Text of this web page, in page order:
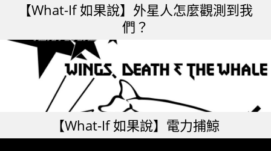
【What-If 如果說】外星人怎麼觀測到我
們？
【What-If 如果說】電力捕鯨